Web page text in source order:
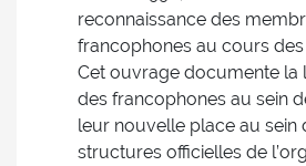
reconnaissance des
francophones au cours des
Cet ouvrage documente la
des francophones au sein
leur nouvelle place au sein
structures officielles de